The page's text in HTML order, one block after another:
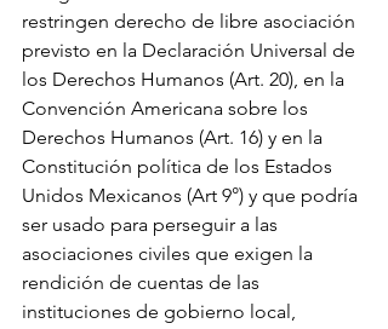
restringen derecho de libre asociación
previsto en la Declaración Universal de
los Derechos Humanos (Art. 20), en la
Convención Americana sobre los
Derechos Humanos (Art. 16) y en la
Constitución política de los Estados
Unidos Mexicanos (Art 9°) y que podría
ser usado para perseguir a las
asociaciones civiles que exigen la
rendición de cuentas de las
instituciones de gobierno local,